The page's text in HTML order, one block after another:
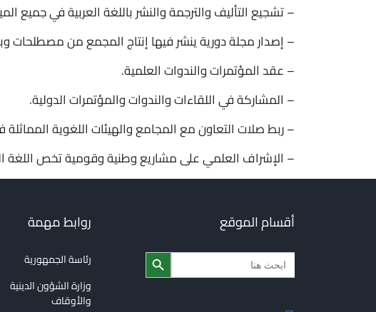
– تشجيع التأليف والترجمة والنشر باللغة العربية في جميع
– إصدار مجلة دورية ينشر فيها إنتاج المجمع من مصطلحات
– عقد المؤتمرات والندوات العلمية.
– المشاركة في اللقاءات والندوات والمؤتمرات الدولية.
– ربط صلات التعاون مع المجامع والهيئات اللغوية المماثلة
– الإشراف العلمي على مشاريع وطنية وقومية تخص اللغة
أقسام الموقع
Search
for:
Search Button
روابط مهمة
رئاسة الجمهورية
وزارة الشؤون الدينية
والأوقاف